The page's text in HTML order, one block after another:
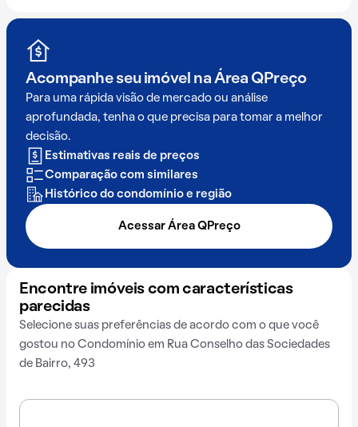
Acompanhe seu imóvel na Área QPreço
Para uma rápida visão de mercado ou análise
aprofundada, tenha o que precisa para tomar a melhor
decisão.
Estimativas reais de preços
Comparação com similares
Histórico do condomínio e região
Acessar Área QPreço
Encontre imóveis com características
parecidas
Selecione suas preferências de acordo com o que você
gostou no Condomínio em Rua Conselho das Sociedades
de Bairro, 493